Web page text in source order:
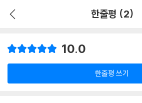
한줄평 (2)
10.0
한줄평 쓰기